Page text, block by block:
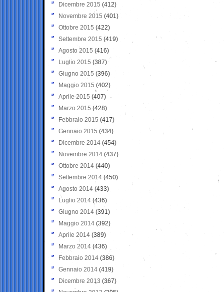
Dicembre 2015 (412)
Novembre 2015 (401)
Ottobre 2015 (422)
Settembre 2015 (419)
Agosto 2015 (416)
Luglio 2015 (387)
Giugno 2015 (396)
Maggio 2015 (402)
Aprile 2015 (407)
Marzo 2015 (428)
Febbraio 2015 (417)
Gennaio 2015 (434)
Dicembre 2014 (454)
Novembre 2014 (437)
Ottobre 2014 (440)
Settembre 2014 (450)
Agosto 2014 (433)
Luglio 2014 (436)
Giugno 2014 (391)
Maggio 2014 (392)
Aprile 2014 (389)
Marzo 2014 (436)
Febbraio 2014 (386)
Gennaio 2014 (419)
Dicembre 2013 (367)